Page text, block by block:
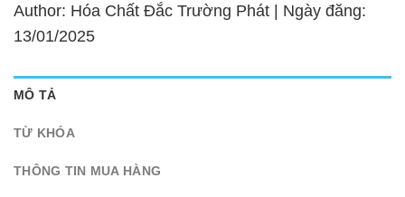
Author: Hóa Chất Đắc Trường Phát | Ngày đăng:
13/01/2025
MÔ TẢ
TỪ KHÓA
THÔNG TIN MUA HÀNG